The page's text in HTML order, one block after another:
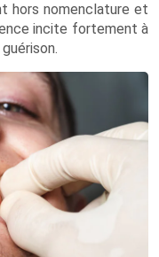
hors nomenclature et
incite fortement à